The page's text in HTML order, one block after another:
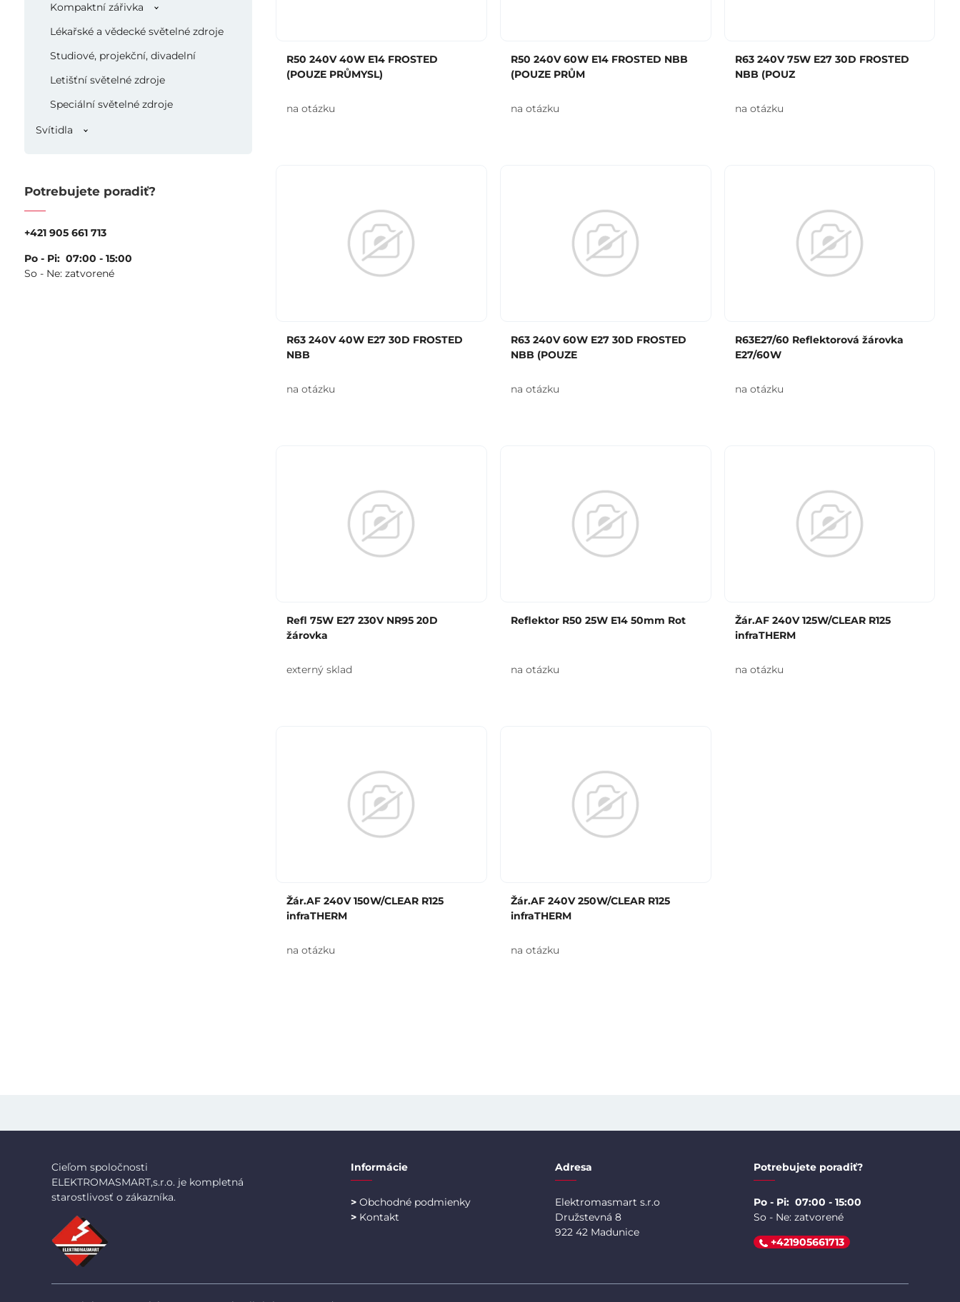
Kompaktní zářivka
Lékařské a vědecké světelné zdroje
Studiové, projekční, divadelní
Letišťní světelné zdroje
Speciální světelné zdroje
Svítidla
Potrebujete poradiť?
+421 905 661 713
Po - Pi: 07:00 - 15:00
So - Ne: zatvorené
R50 240V 40W E14 FROSTED
(POUZE PRŮMYSL)
na otázku
R50 240V 60W E14 FROSTED NBB
(POUZE PRŮM
na otázku
R63 240V 75W E27 30D FROSTED
NBB (POUZ
na otázku
R63 240V 40W E27 30D FROSTED
NBB
na otázku
R63 240V 60W E27 30D FROSTED
NBB (POUZE
na otázku
R63E27/60 Reflektorová žárovka
E27/60W
na otázku
Refl 75W E27 230V NR95 20D
žárovka
externý sklad
Reflektor R50 25W E14 50mm Rot
na otázku
Žár.AF 240V 125W/CLEAR R125
infraTHERM
na otázku
Žár.AF 240V 150W/CLEAR R125
infraTHERM
na otázku
Žár.AF 240V 250W/CLEAR R125
infraTHERM
na otázku
Cieľom spoločnosti
ELEKTROMASMART,s.r.o. je kompletná
starostlivosť o zákazníka.
Informácie
> Obchodné podmienky
> Kontakt
Adresa
Elektromasmart s.r.o
Družstevná 8
922 42 Madunice
Potrebujete poradiť?
Po - Pi: 07:00 - 15:00
So - Ne: zatvorené
+421905661713